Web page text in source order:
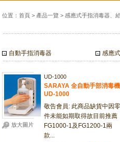
店內裝設嬰兒換尿布檯提供給婦幼貴賓貼
開咖啡店不用買咖啡機Schaerer Coffee Art
K387D全自動雙感溫酒精手部消毒機 升級
通用型防疫透明面罩10入裝
位置： 首頁> 產品一覽 > 感應式手指消毒器、
自動手指消毒器 感應
放大圖片
UD-1000
SARAYA 全自動手部消毒機
UD-1000
敬告會員: 此商品缺貨中因零
件未能如期取得故目前推薦
FG1000-1及FG1200-1兩
款...